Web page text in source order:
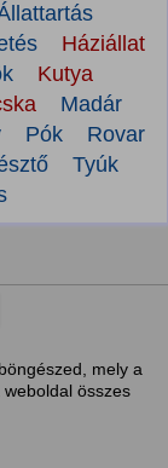
Háziállat
Kutya
Madár
Pók
Rovar
Tyúk
mely a
összes